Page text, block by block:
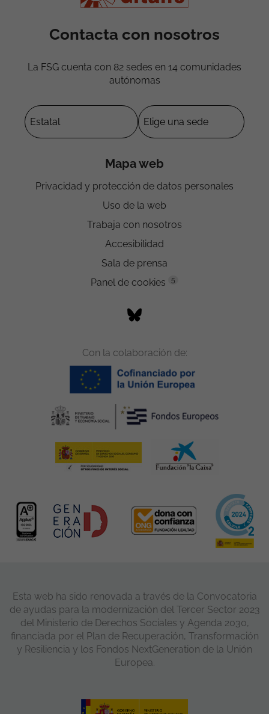
Contacta con nosotros
La FSG cuenta con 82 sedes en 14 comunidades
autónomas
Mapa web
Privacidad y protección de datos personales
Uso de la web
Trabaja con nosotros
Accesibilidad
Sala de prensa
Panel de cookies
5
Con la colaboración de:
Esta web ha sido renovada a través de la Convocatoria
de ayudas para la modernización del Tercer Sector 2023
del Ministerio de Derechos Sociales y Agenda 2030,
financiada por el Plan de Recuperación, Transformación
y Resiliencia y los Fondos NextGeneration de la Unión
Europea.